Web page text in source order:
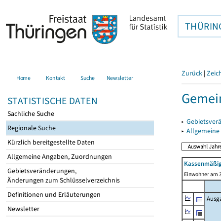
Home Kontakt Suche Newsletter
STATISTISCHE DATEN
Sachliche Suche
Regionale Suche
Kürzlich bereitgestellte Daten
Allgemeine Angaben, Zuordnungen
Gebietsveränderungen,
Änderungen zum Schlüsselverzeichnis
Definitionen und Erläuterungen
Newsletter
Zurück |
▸
▸
Einwohner am